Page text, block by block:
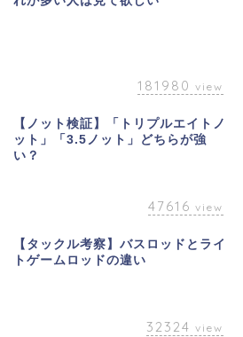
181980 view
【ノット検証】「トリプルエイトノ
ット」「3.5ノット」どちらが強
い？
47616 view
【タックル考察】バスロッドとライ
トゲームロッドの違い
32324 view